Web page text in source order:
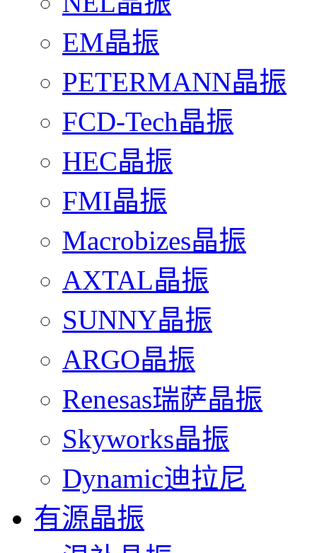
EM晶振
PETERMANN晶振
FCD-Tech晶振
HEC晶振
FMI晶振
Macrobizes晶振
AXTAL晶振
SUNNY晶振
ARGO晶振
Renesas瑞萨晶振
Skyworks晶振
Dynamic迪拉尼
有源晶振